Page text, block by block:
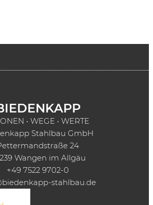
• WEGE • WERTE
Stahlbau GmbH
24
Wangen im Allgäu
+49 7522 9702-0
stahlbau.de